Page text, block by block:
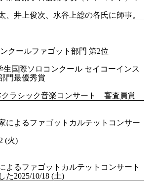
、井上俊次、水谷上総の各氏に師事。
クールファゴット部門 第2位
生国際ソロコンクール セイコーインス
門最優秀賞
ラシック音楽コンサート 審査員賞
(火)
よるファゴットカルテットコンサート
た2025/10/18 (土)